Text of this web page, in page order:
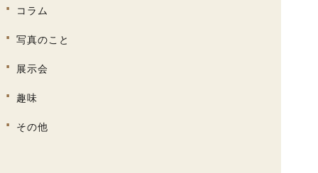
コラム
写真のこと
展示会
趣味
その他